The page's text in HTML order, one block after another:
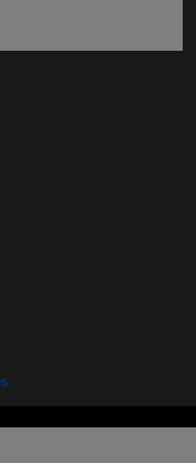
en nueva ventana)
en nueva ventana)